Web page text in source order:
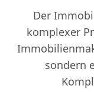
Der
komplexer
sondern